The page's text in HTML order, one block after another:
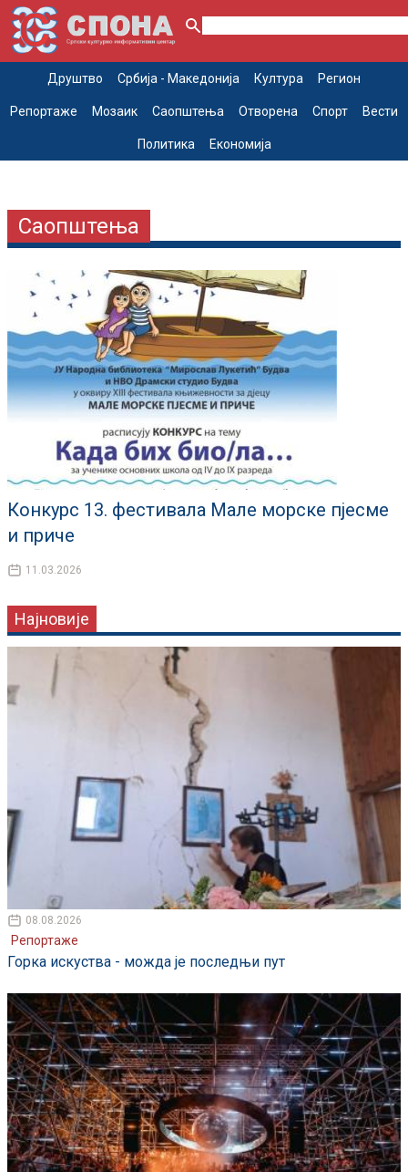
Друштво Србија - Македонија Култура Регион
Репортаже Мозаик Саопштења Отворена Спорт Вести
Политика Економија
Саопштења
Конкурс 13. фестивала Мале морске пјесме
и приче
11.03.2026
Најновије
08.08.2026
Репортаже
Горка искуства - можда је последњи пут